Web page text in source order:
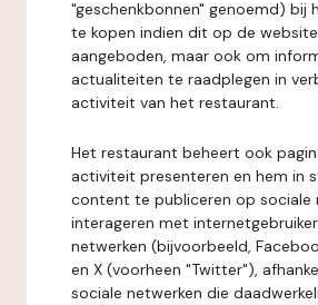
"geschenkbonnen" genoemd) bij
te kopen indien dit op de
aangeboden, maar ook om
actualiteiten te raadplegen in
activiteit van het restaurant.
Het restaurant beheert ook
activiteit presenteren en hem in
content te publiceren op sociale
interageren met
netwerken (bijvoorbeeld,
en X (voorheen "Twitter"),
sociale netwerken die